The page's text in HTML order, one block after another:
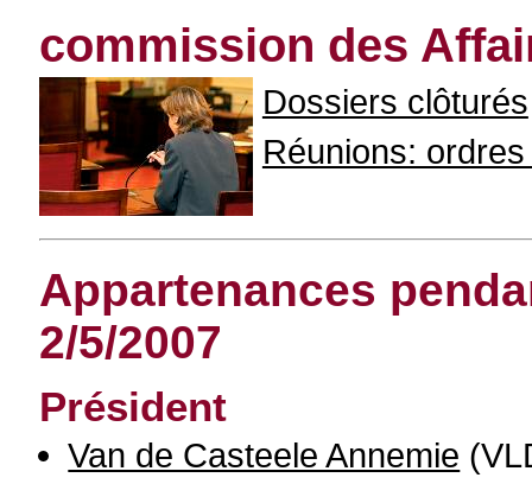
commission des
Dossiers clôturés
Réunions:
Appartenances
2/5/2007
Président
Van de Casteele Annemie